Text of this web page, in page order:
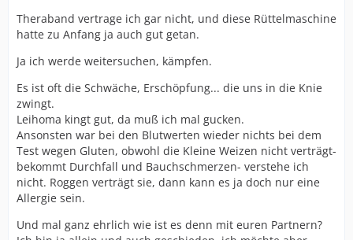
Theraband vertrage ich gar nicht, und diese Rüttelmaschine
hatte zu Anfang ja auch gut getan.
Ja ich werde weitersuchen, kämpfen.
Es ist oft die Schwäche, Erschöpfung... die uns in die Knie
zwingt.
Leihoma kingt gut, da muß ich mal gucken.
Ansonsten war bei den Blutwerten wieder nichts bei dem
Test wegen Gluten, obwohl die Kleine Weizen nicht verträgt-
bekommt Durchfall und Bauchschmerzen- verstehe ich
nicht. Roggen verträgt sie, dann kann es ja doch nur eine
Allergie sein.
Und mal ganz ehrlich wie ist es denn mit euren Partnern?